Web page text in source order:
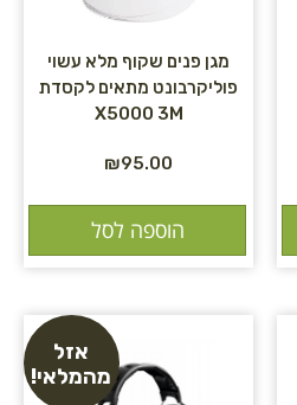
מגן פנים שקוף מלא עשוי
פוליקרבונט מתאים לקסדת
X5000 3M
₪95.00
הוספה לסל
אזל
מהמלאי!